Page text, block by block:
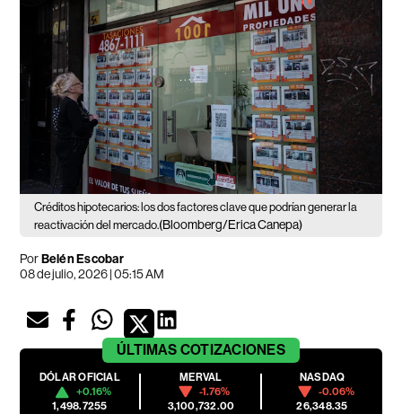
Créditos hipotecarios: los dos factores clave que podrían generar la
reactivación del mercado.(Bloomberg/Erica Canepa)
PorBelén Escobar
08 de julio, 2026 | 05:15 AM
ÚLTIMAS COTIZACIONES
DÓLAR OFICIAL
+0.16%
1,498.7255
MERVAL
-1.76%
3,100,732.00
NASDAQ
-0.06%
26,348.35